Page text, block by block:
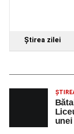
Ştirea zilei